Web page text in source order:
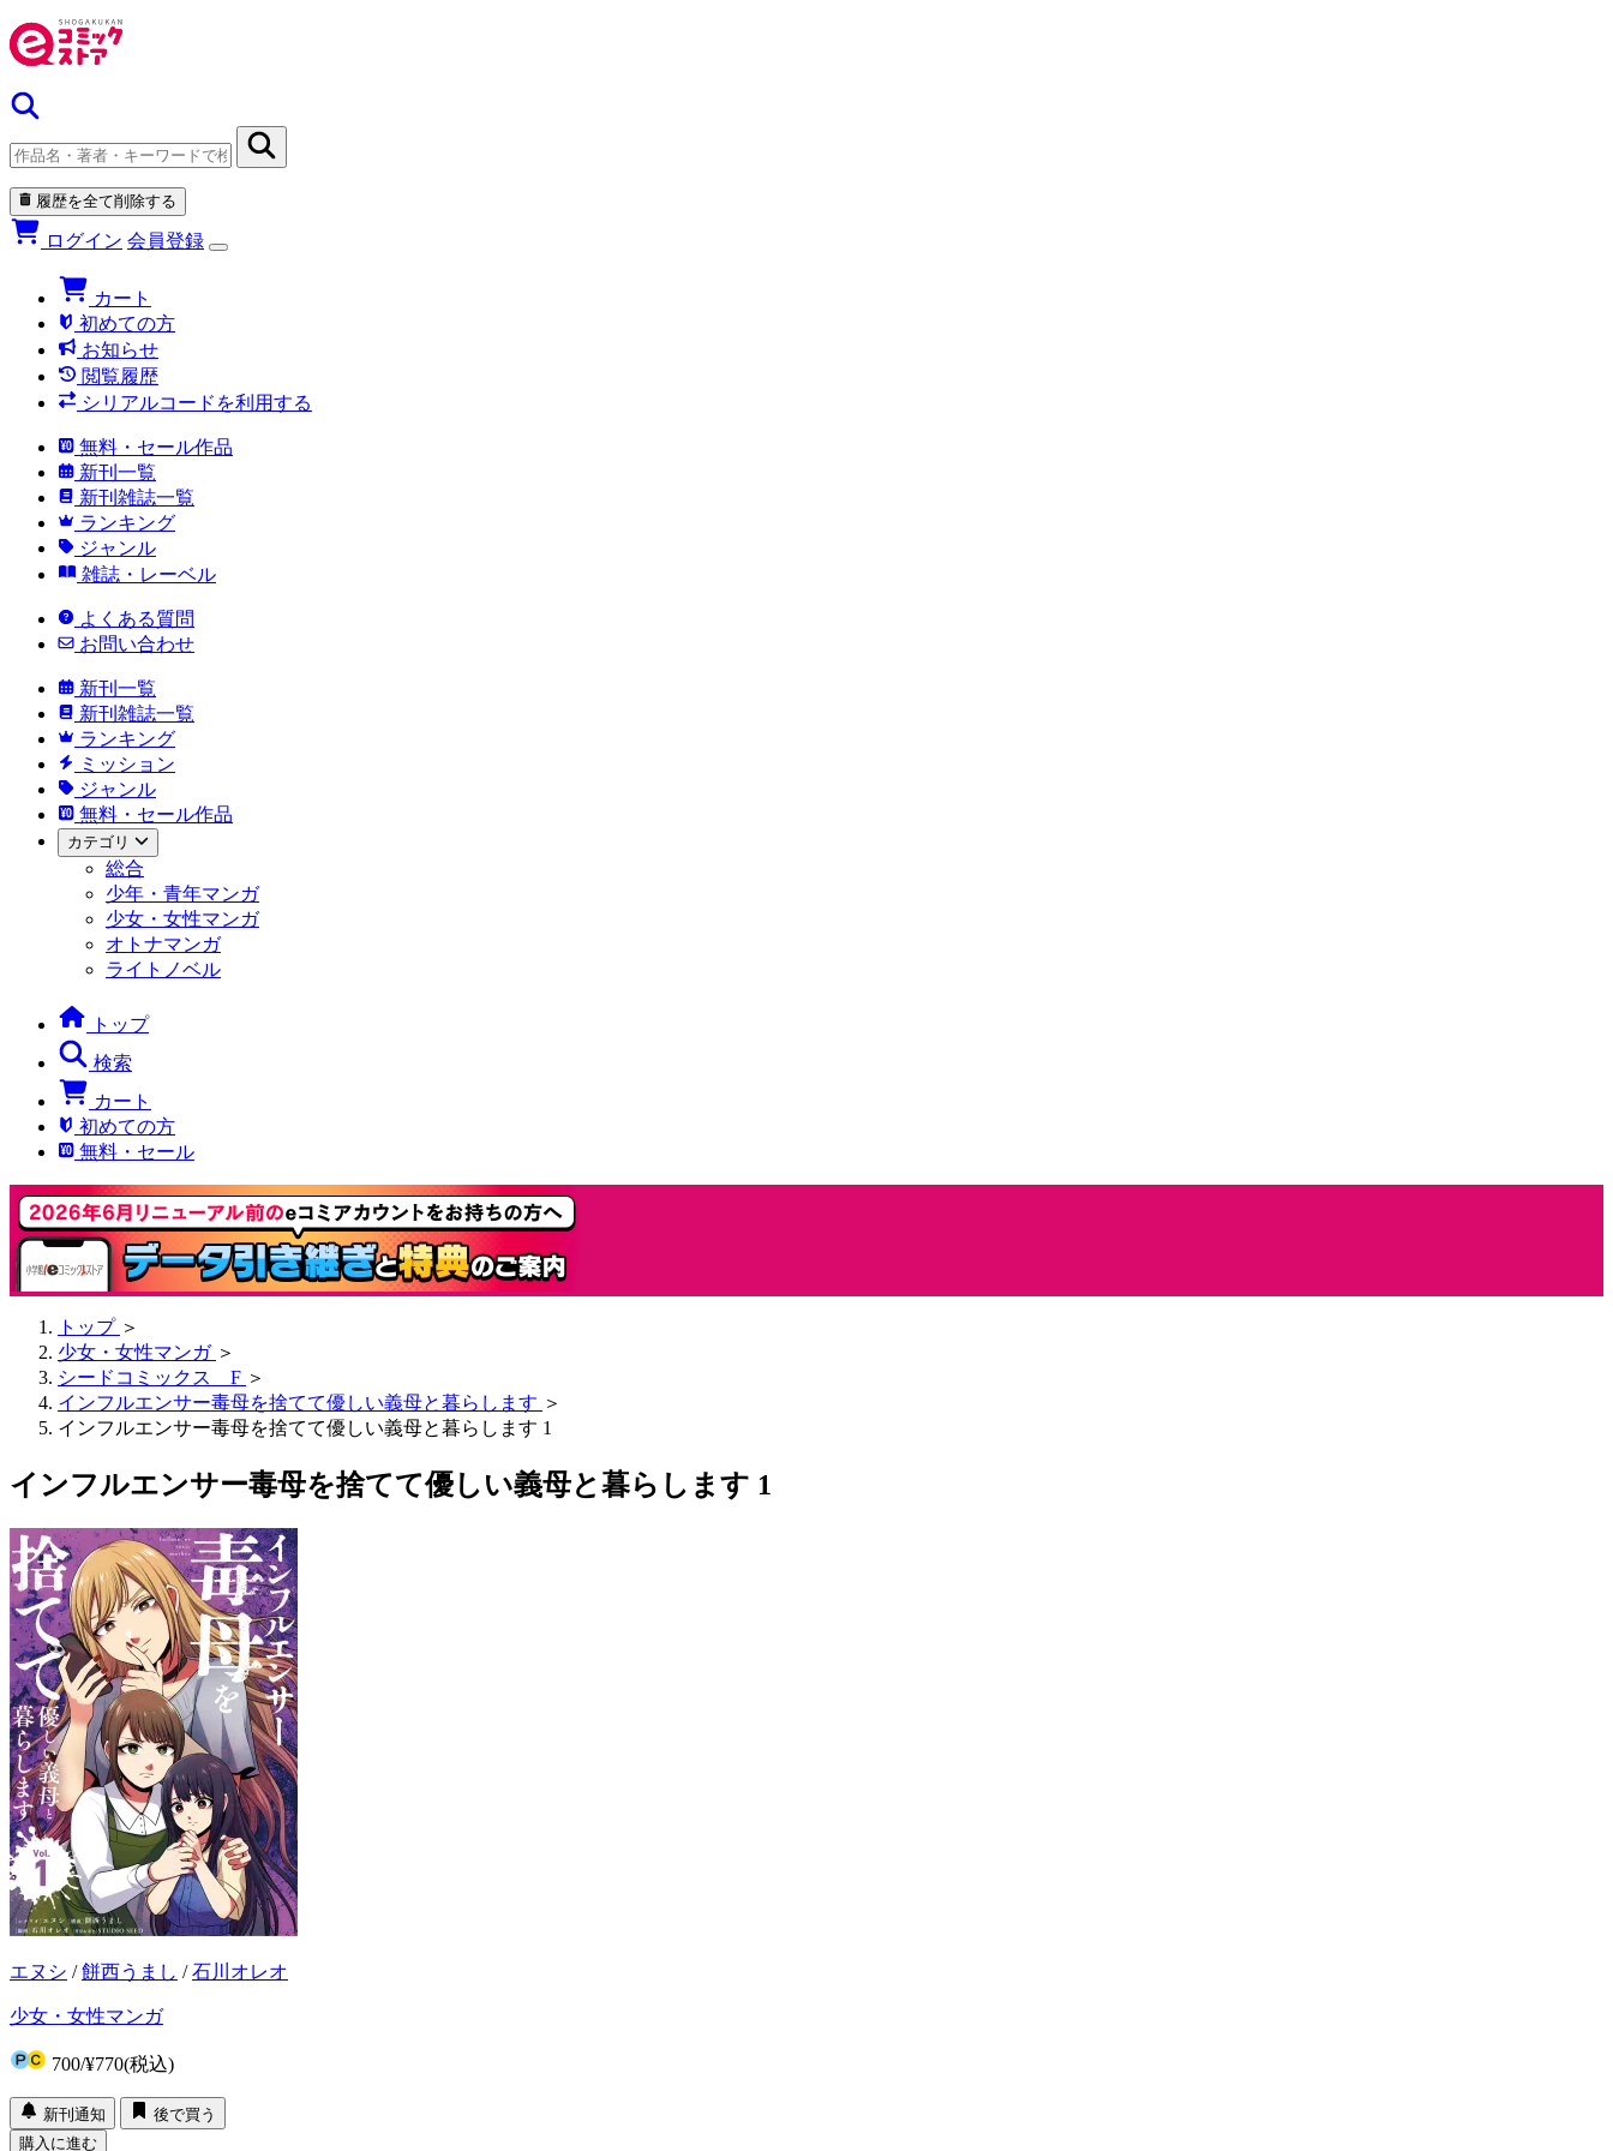
履歴を全て削除する
ログイン 会員登録
カート
初めての方
お知らせ
閲覧履歴
シリアルコードを利用する
無料・セール作品
新刊一覧
新刊雑誌一覧
ランキング
ジャンル
雑誌・レーベル
よくある質問
お問い合わせ
新刊一覧
新刊雑誌一覧
ランキング
ミッション
ジャンル
無料・セール作品
カテゴリ
総合
少年・青年マンガ
少女・女性マンガ
オトナマンガ
ライトノベル
トップ
検索
カート
初めての方
無料・セール
トップ ＞
少女・女性マンガ ＞
シードコミックス F ＞
インフルエンサー毒母を捨てて優しい義母と暮らします ＞
インフルエンサー毒母を捨てて優しい義母と暮らします 1
インフルエンサー毒母を捨てて優しい義母と暮らします 1
エヌシ /餅西うまし /石川オレオ
少女・女性マンガ
700/¥770(税込)
新刊通知
後で買う
購入に進む